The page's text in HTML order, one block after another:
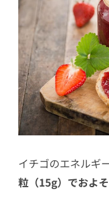
イチゴのエネルギ
粒（15g）でおよ